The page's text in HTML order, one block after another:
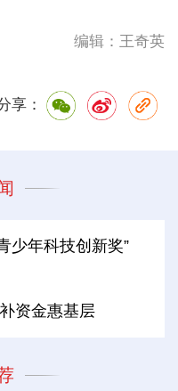
编辑：王奇英
享：
少年科技创新奖”
资金惠基层